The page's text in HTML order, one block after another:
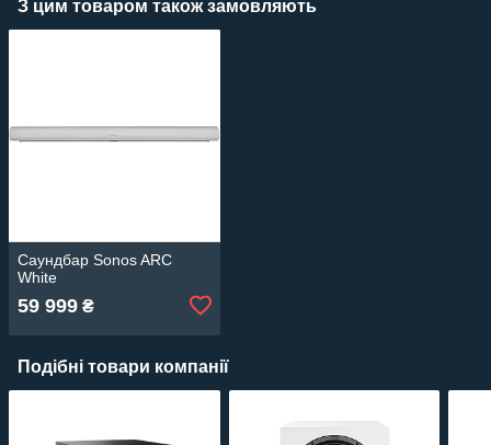
З цим товаром також замовляють
Саундбар Sonos ARC
White
59 999 ₴
Подібні товари компанії